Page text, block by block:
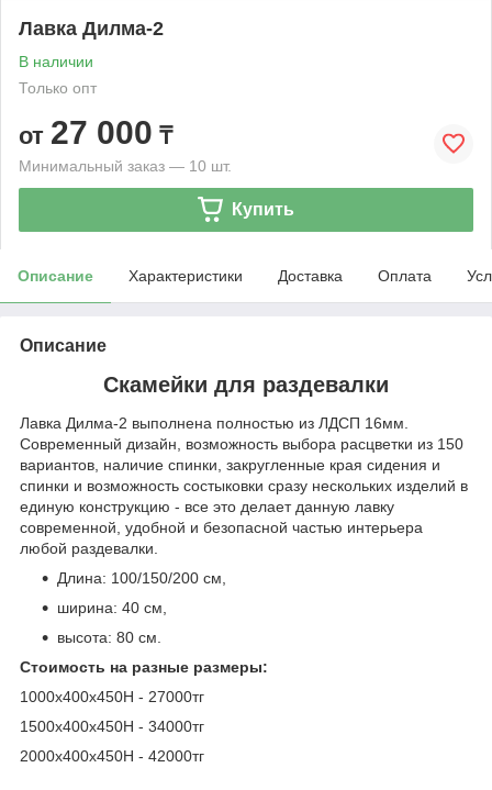
Лавка Дилма-2
В наличии
Только опт
от 27 000 ₸
Минимальный заказ — 10 шт.
Купить
Описание Характеристики Доставка Оплата
Описание
Скамейки для раздевалки
Лавка Дилма-2 выполнена полностью из ЛДСП 16мм.
Современный дизайн, возможность выбора расцветки из 150
вариантов, наличие спинки, закругленные края сидения и
спинки и возможность состыковки сразу нескольких изделий в
единую конструкцию - все это делает данную лавку
современной, удобной и безопасной частью интерьера
любой раздевалки.
Длина: 100/150/200 см,
ширина: 40 см,
высота: 80 см.
Стоимость на разные размеры:
1000х400х450Н - 27000тг
1500х400х450Н - 34000тг
2000х400х450Н - 42000тг